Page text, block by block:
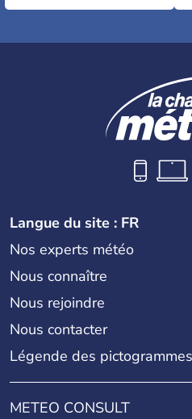
Langue du site : FR
Nos experts météo
Nous connaître
Nous rejoindre
Nous contacter
Légende des pictogrammes
METEO CONSULT